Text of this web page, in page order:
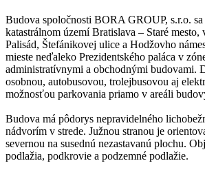
Budova spoločnosti BORA GROUP, s.r.o. sa
katastrálnom území Bratislava – Staré mesto,
Palisád, Štefánikovej ulice a Hodžovho
mieste neďaleko Prezidentského paláca v
administratívnymi a obchodnými budovami.
osobnou, autobusovou, trolejbusovou aj
možnosťou parkovania priamo v areáli
Budova má pôdorys nepravidelného
nádvorím v strede. Južnou stranou je
severnou na susednú nezastavanú plochu.
podlažia, podkrovie a podzemné podlažie.